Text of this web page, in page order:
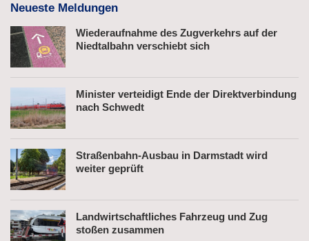
Neueste Meldungen
Wiederaufnahme des Zugverkehrs auf der
Niedtalbahn verschiebt sich
Minister verteidigt Ende der Direktverbindung
nach Schwedt
Straßenbahn-Ausbau in Darmstadt wird
weiter geprüft
Landwirtschaftliches Fahrzeug und Zug
stoßen zusammen